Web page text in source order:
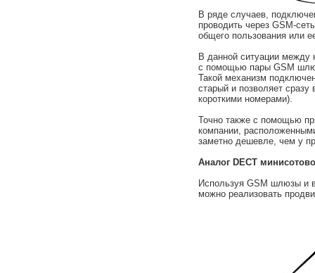
В ряде случаев,
проводить через GSM-
общего пользования или
В данной ситуации
с помощью пары GSM
Такой механизм
старый и позволяет
короткими номерами).
Точно также с помощью
компании,
заметно дешевле, чем у
Аналог DECT
Используя GSM шлюзы и
можно реализовать